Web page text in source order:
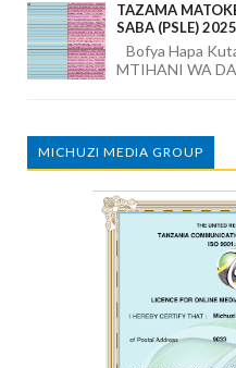
TAZAMA
SABA (PSLE) 2025
Bofya Hapa
MTIHANI WA
MICHUZI MEDIA GROUP